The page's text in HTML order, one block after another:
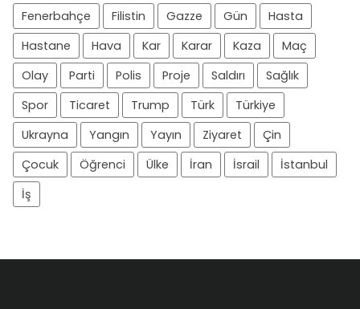
Fenerbahçe
Filistin Gazze Gün
Hasta
Hastane
Hava Kar Karar Kaza
Maç
Olay
Parti Polis Proje Saldırı
Sağlık
Spor
Ticaret Trump Türk
Türkiye
Ukrayna
Yangın Yayın Ziyaret
Çin
Çocuk
Öğrenci Ülke İran İsrail
İstanbul
İş